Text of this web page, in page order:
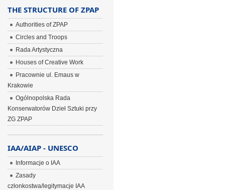
THE STRUCTURE OF ZPAP
Authorities of ZPAP
Circles and Troops
Rada Artystyczna
Houses of Creative Work
Pracownie ul. Emaus w
Krakowie
Ogólnopolska Rada
Konserwatorów Dzieł Sztuki przy
ZG ZPAP
IAA/AIAP - UNESCO
Informacje o IAA
Zasady
członkostwa/legitymacje IAA